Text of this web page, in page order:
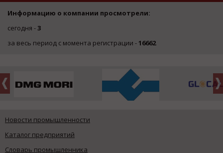
Информацию о компании просмотрели:
сегодня -3
за весь период с момента регистрации -16662
Новости промышленности
Каталог предприятий
Словарь промышленника